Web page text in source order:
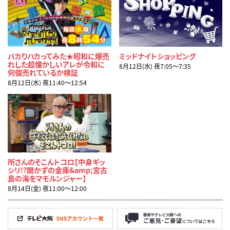
バカりハカってみた★昭和に爆売
れした超懐かしいアレが令和に
何個売れているか検証
8月12日(水) 夜11:40〜12:54
ミッドナイトショッピング
8月12日(水) 夜7:05〜7:35
所さんのそこんトコロ【中身ギッ
シリ!?開かずの金庫&amp;宮古
島の海をマモルンジャー】
8月14日(金) 夜11:00〜12:00